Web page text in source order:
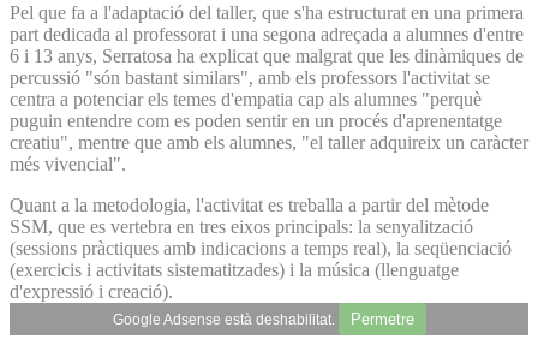
Pel que fa a l'adaptació del taller, que s'ha estructurat en una primera
part dedicada al professorat i una segona adreçada a alumnes d'entre
6 i 13 anys, Serratosa ha explicat que malgrat que les dinàmiques de
percussió "són bastant similars", amb els professors l'activitat se
centra a potenciar els temes d'empatia cap als alumnes "perquè
puguin entendre com es poden sentir en un procés d'aprenentatge
creatiu", mentre que amb els alumnes, "el taller adquireix un caràcter
més vivencial".
Quant a la metodologia, l'activitat es treballa a partir del mètode
SSM, que es vertebra en tres eixos principals: la senyalització
(sessions pràctiques amb indicacions a temps real), la seqüenciació
(exercicis i activitats sistematitzades) i la música (llenguatge
d'expressió i creació).
Google Adsense està deshabilitat. Permetre